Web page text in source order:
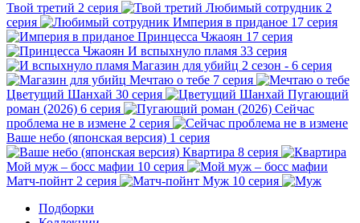
Твой третий 2 серия Любимый сотрудник 2
серия
Империя в приданое 17 серия
Принцесса Чжаоян 17 серия
И вспыхнуло пламя 33 серия
Магазин для убийц 2 сезон - 6 серия
Мечтаю о тебе 7 серия
Цветущий Шанхай 30 серия
Пугающий
роман (2026) 6 серия
Сейчас
проблема не в измене 2 серия
Ваше небо (японская версия) 1 серия
Квартира 8 серия
Мой муж – босс мафии 10 серия
Матч-пойнт 2 серия Муж 10 серия
Подборки